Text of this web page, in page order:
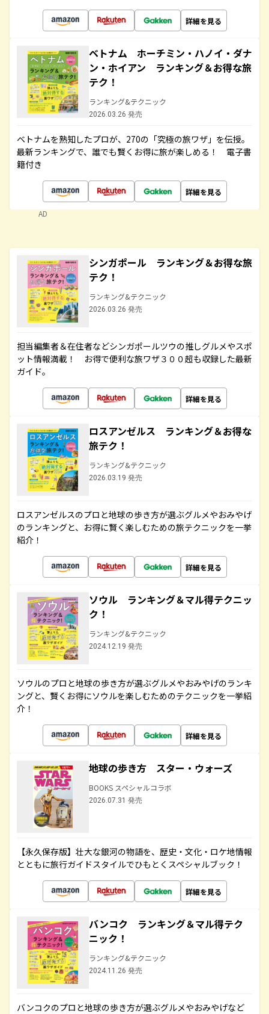
詳細を見る
ベトナム ホーチミン・ハノイ・ダナ
ン・ホイアン ランキング＆お得な旅
テク！
ランキング&テクニック
2026.03.26 発売
ベトナムを熟知したプロが、270の「究極の旅ワザ」を伝授。
最新ランキングで、誰でも賢くお得に旅が楽しめる！ 電子書
籍付き
詳細を見る
AD
シンガポール ランキング＆お得な旅
テク！
ランキング&テクニック
2026.03.26 発売
担当編集者＆在住者などシンガポールツウの推しグルメやスポ
ット情報満載！ お得で便利な旅ワザ３００超も収録した最新
ガイド。
詳細を見る
ロスアンゼルス ランキング＆お得な
旅テク！
ランキング&テクニック
2026.03.19 発売
ロスアンゼルスのプロと地球の歩き方が選ぶグルメやおみやげ
のランキングと、お得に賢く楽しむための旅テクニックを一挙
紹介！
詳細を見る
ソウル ランキング＆マル得テクニッ
ク！
ランキング&テクニック
2024.12.19 発売
ソウルのプロと地球の歩き方が選ぶグルメやおみやげのランキ
ングと、賢くお得にソウルを楽しむためのテクニックを一挙紹
介！
詳細を見る
地球の歩き方 スター・ウォーズ
BOOKS スペシャルコラボ
2026.07.31 発売
【永久保存版】壮大な銀河の物語を、歴史・文化・ロケ地情報
とともに旅行ガイドスタイルでひもとくスペシャルブック！
詳細を見る
バンコク ランキング＆マル得テク
ニック！
ランキング&テクニック
2024.11.26 発売
バンコクのプロと地球の歩き方が選ぶグルメやおみやげなど